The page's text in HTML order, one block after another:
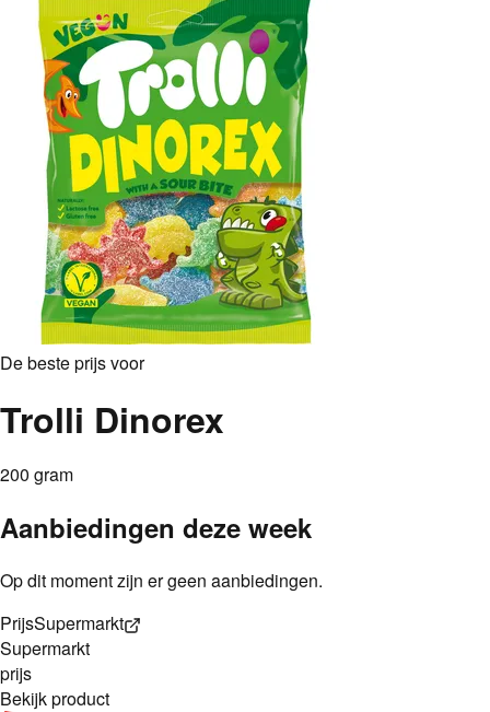
De beste prijs voor
Trolli Dinorex
200 gram
Aanbiedingen deze week
Op dit moment zijn er geen aanbiedingen.
PrijsSupermarkt
Supermarkt
prijs
Bekijk product